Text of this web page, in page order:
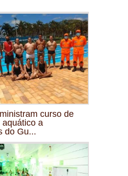
curso de
a
do Gu...